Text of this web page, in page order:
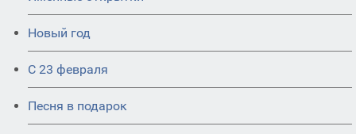
Новый год
С 23 февраля
Песня в подарок